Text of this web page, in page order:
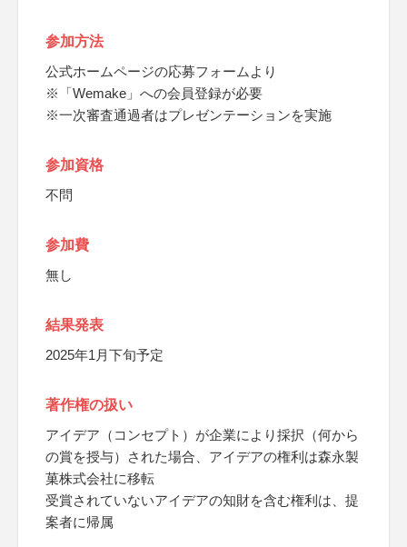
参加方法
公式ホームページの応募フォームより
※「Wemake」への会員登録が必要
※一次審査通過者はプレゼンテーションを実施
参加資格
不問
参加費
無し
結果発表
2025年1月下旬予定
著作権の扱い
アイデア（コンセプト）が企業により採択（何から
の賞を授与）された場合、アイデアの権利は森永製
菓株式会社に移転
受賞されていないアイデアの知財を含む権利は、提
案者に帰属